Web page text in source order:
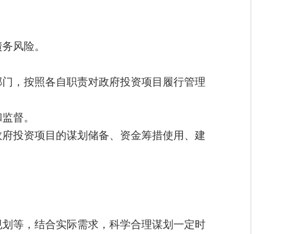
风险。
，按照各自职责对政府投资项目履行管理
督。
投资项目的谋划储备、资金筹措使用、建
等，结合实际需求，科学合理谋划一定时